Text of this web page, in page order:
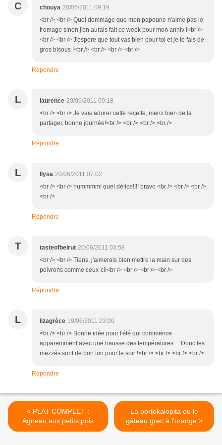
C chouya 20/06/2011 09:19
<br /> <br /> Quel dommage que mon papoune n'aime pas le
fromage sinon j'en aurais fait ce week pour mon anniv !<br />
<br /> <br /> J'espère que tout vas bien pour toi et je te fais de
gros bisous !<br /> <br /> <br /> <br />
Répondre
L laurence 20/06/2011 09:18
<br /> <br /> Je vais adorer cette recette, merci bien de la
partager, bonne journée!<br /> <br /> <br /> <br />
Répondre
L llysa 20/06/2011 07:02
<br /> <br /> hummmm! quel délice!!!! bravo <br /> <br /> <br />
<br />
Répondre
T tasteofbeirut 20/06/2011 03:58
<br /> <br /> Tiens, j'aimerais bien mettre la main sur des
poivrons comme ceux-ci!<br /> <br /> <br /> <br />
Répondre
L lizagrèce 19/06/2011 23:00
<br /> <br /> Bonne idée pour l'été qui commence
apparemment avec une hausse des températures ... Donc les
mezzés sont de bon ton pour le soir !<br /> <br /> <br /> <br />
Répondre
< PLAT COMPLET :
Agneau aux petits pois
La portokalopita ou le
gâteau grec à l'orange >